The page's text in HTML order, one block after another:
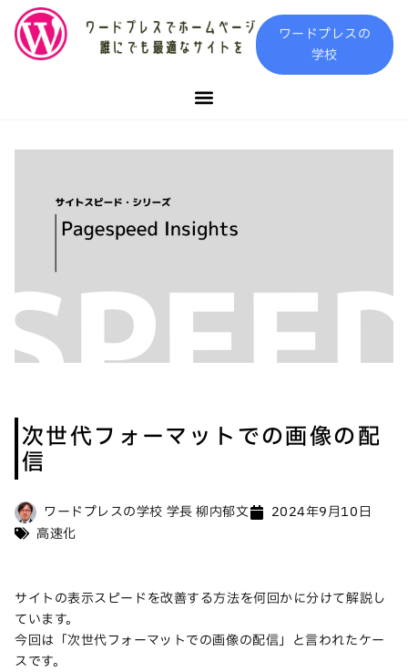
ワードプレスの
学校
次世代フォーマットでの画像の配
信
ワードプレスの学校 学長 柳内郁文
2024年9月10日
高速化
サイトの表示スピードを改善する方法を何回かに分けて解説し
ています。
今回は「次世代フォーマットでの画像の配信」と言われたケー
スです。